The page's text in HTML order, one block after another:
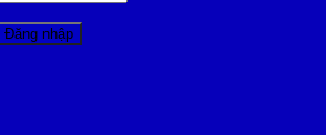
Đăng nhập